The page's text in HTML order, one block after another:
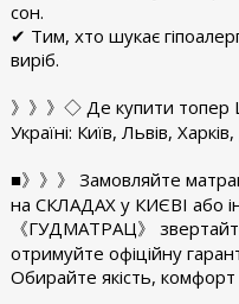
сон.
✔ Тим, хто шукає
виріб.
》》》◇ Де купити топер
Україні: Київ, Львів,
■》》》 Замовляйте
на СКЛАДАХ у КИЄВІ або
《ГУДМАТРАЦ》
отримуйте офіційну
Обирайте якість, комфорт